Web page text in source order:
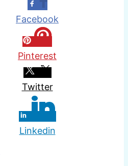
Facebook
Pinterest
Twitter
Linkedin